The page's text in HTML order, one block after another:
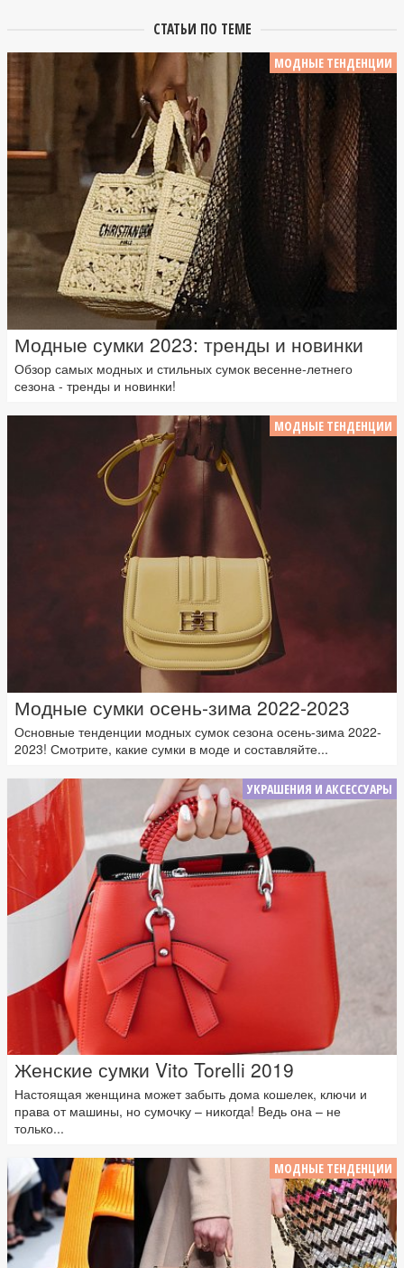
СТАТЬИ ПО ТЕМЕ
МОДНЫЕ ТЕНДЕНЦИИ
Модные сумки 2023: тренды и новинки
Обзор самых модных и стильных сумок весенне-летнего
сезона - тренды и новинки!
МОДНЫЕ ТЕНДЕНЦИИ
Модные сумки осень-зима 2022-2023
Основные тенденции модных сумок сезона осень-зима 2022-
2023! Смотрите, какие сумки в моде и составляйте...
УКРАШЕНИЯ И АКСЕССУАРЫ
Женские сумки Vito Torelli 2019
Настоящая женщина может забыть дома кошелек, ключи и
права от машины, но сумочку – никогда! Ведь она – не
только...
МОДНЫЕ ТЕНДЕНЦИИ